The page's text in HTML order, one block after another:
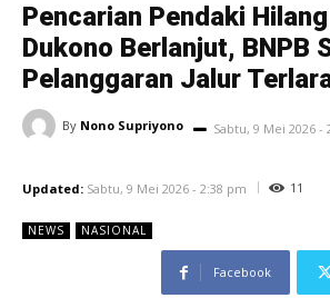
Pencarian Pendaki
Dukono Berlanjut, BNPB
Pelanggaran Jalur
By Nono Supriyono Sabtu, 9 Mei 2026 -
Updated: Sabtu, 9 Mei 2026 - 2:38 pm 11
NEWS NASIONAL
Facebook